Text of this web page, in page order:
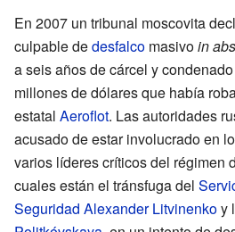
En 2007 un tribunal moscovita
culpable dedesfalco masivoin
a seis años de cárcel y
millones de dólares que había
estatal Aeroflot. Las autoridades
acusado de estar involucrado en
varios líderes críticos del régimen
cuales están el tránsfuga del
Seguridad Alexander Litvinenkoy